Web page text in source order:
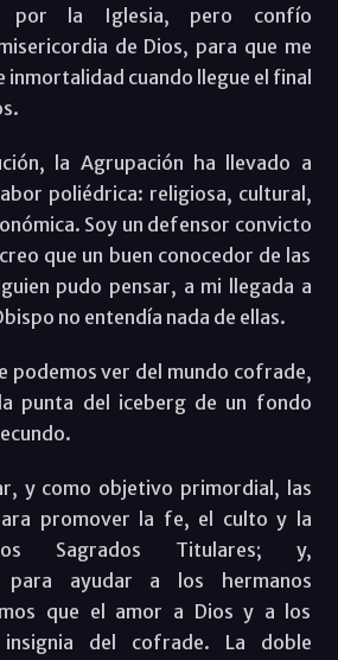
por la Iglesia, pero confío
de Dios, para que me
inmortalidad cuando llegue el final
la Agrupación ha llevado a
poliédrica: religiosa, cultural,
Soy un defensor convicto
que un buen conocedor de las
pudo pensar, a mi llegada a
no entendía nada de ellas.
podemos ver del mundo cofrade,
punta del iceberg de un fondo
y como objetivo primordial, las
promover la fe, el culto y la
Sagrados Titulares; y,
para ayudar a los hermanos
que el amor a Dios y a los
del cofrade. La doble